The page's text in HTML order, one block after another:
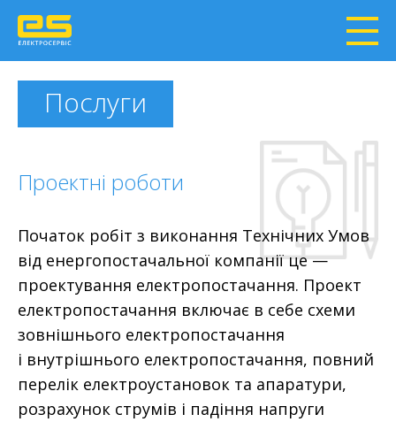
Послуги
Проектні роботи
Початок робіт з виконання Технічних Умов
від енергопостачальної компанії це —
проектування електропостачання. Проект
електропостачання включає в себе схеми
зовнішнього електропостачання
і внутрішнього електропостачання, повний
перелік електроустановок та апаратури,
розрахунок струмів і падіння напруги